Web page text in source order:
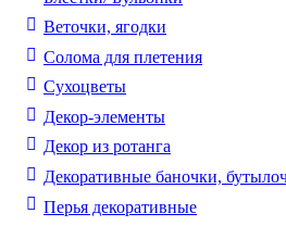
Веточки, ягодки
Солома для плетения
Cухоцветы
Декор-элементы
Декор из ротанга
Декоративные баночки,
Перья декоративные